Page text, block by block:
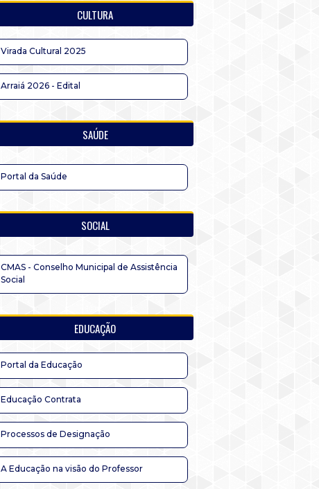
CULTURA
Virada Cultural 2025
Arraiá 2026 - Edital
SAÚDE
Portal da Saúde
SOCIAL
CMAS - Conselho Municipal de Assistência
Social
EDUCAÇÃO
Portal da Educação
Educação Contrata
Processos de Designação
A Educação na visão do Professor